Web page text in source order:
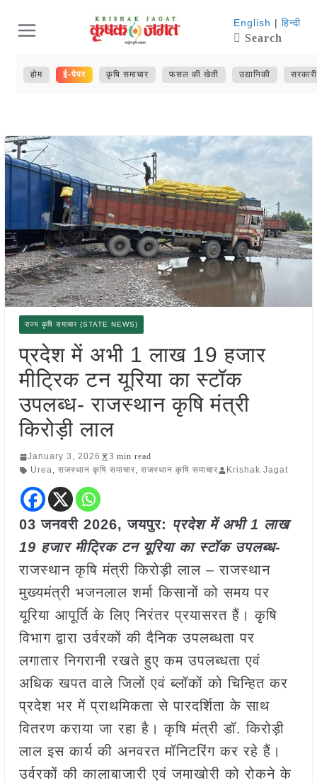
content
English | हिन्दी
Search
होम ई-पेपर कृषि समाचार फसल की खेती उद्यानिकी
राज्य कृषि समाचार (STATE NEWS)
प्रदेश में अभी 1 लाख 19 हजार
मीट्रिक टन यूरिया का स्टॉक
उपलब्ध- राजस्थान कृषि मंत्री
किरोड़ी लाल
January 3, 2026
3 min read
Urea, राजस्थान कृषि समाचार, राजस्थान कृषि समाचार Krishak Jagat
03 जनवरी 2026, जयपुर: प्रदेश में अभी 1 लाख
19 हजार मीट्रिक टन यूरिया का स्टॉक उपलब्ध-
राजस्थान कृषि मंत्री किरोड़ी लाल – राजस्थान
मुख्यमंत्री भजनलाल शर्मा किसानों को समय पर
यूरिया आपूर्ति के लिए निरंतर प्रयासरत हैं। कृषि
विभाग द्वारा उर्वरकों की दैनिक उपलब्धता पर
लगातार निगरानी रखते हुए कम उपलब्धता एवं
अधिक खपत वाले जिलों एवं ब्लॉकों को चिन्हित कर
प्रदेश भर में प्राथमिकता से पारदर्शिता के साथ
वितरण कराया जा रहा है। कृषि मंत्री डॉ. किरोड़ी
लाल इस कार्य की अनवरत मॉनिटरिंग कर रहे हैं।
उर्वरकों की कालाबाजारी एवं जमाखोरी को रोकने के